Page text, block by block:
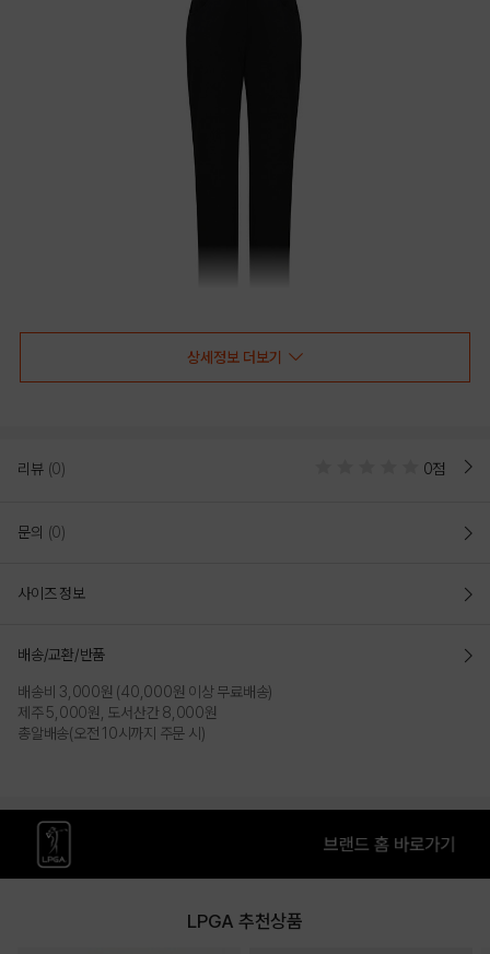
상세정보 더보기
리뷰 (0) 0점
문의 (0)
사이즈 정보
배송/교환/반품
배송비 3,000원 (40,000원 이상 무료배송)
제주 5,000원, 도서산간 8,000원
총알배송(오전 10시까지 주문 시)
LPGA 추천상품